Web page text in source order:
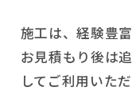
施工は、経験豊
お見積もり後は
してご利用いただ